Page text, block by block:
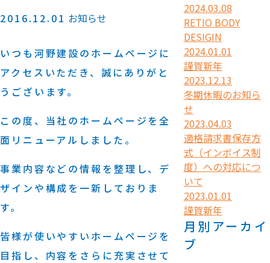
2016.12.01 お知らせ
いつも河野建設のホームページに
アクセスいただき、誠にありがと
うございます。
この度、当社のホームページを全
面リニューアルしました。
事業内容などの情報を整理し、デ
ザインや構成を一新しておりま
す。
皆様が使いやすいホームページを
目指し、内容をさらに充実させて
2024.03.08
RETIO BODY
DESIGIN
2024.01.01
謹賀新年
2023.12.13
冬期休暇のお知ら
せ
2023.04.03
適格請求書保存方
式（インボイス制
度）への対応につ
いて
2023.01.01
謹賀新年
月別アーカイ
ブ